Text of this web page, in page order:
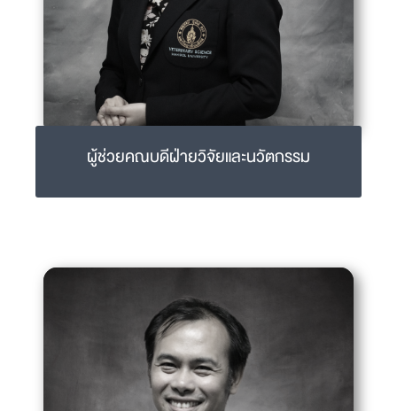
อ.ดร.สพ.ญ.วรัญญา ชาคริตบุษบง
warunya.cha@mahidol.ac.th
ผู้ช่วยคณบดีฝ่ายวิจัยและนวัตกรรม